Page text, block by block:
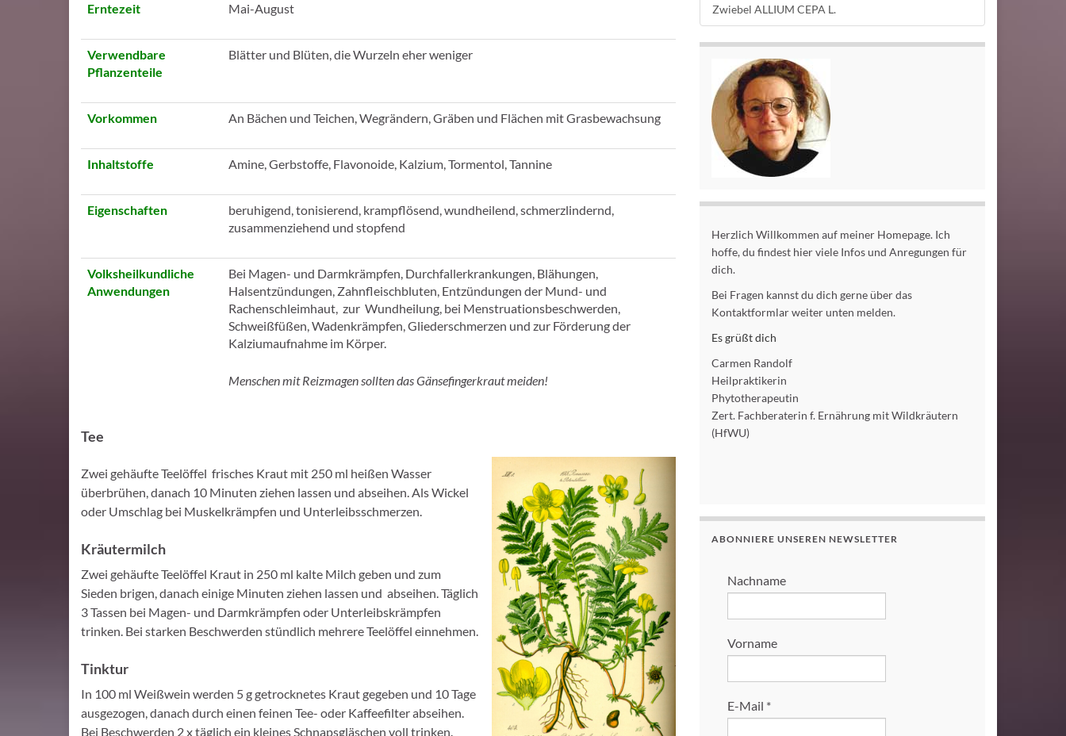
Erntezeit Mai-August
Verwendbare
Pflanzenteile
Blätter und Blüten, die Wurzeln eher weniger
Vorkommen An Bächen und Teichen, Wegrändern, Gräben und Flächen mit Grasbewachsung
Inhaltstoffe Amine, Gerbstoffe, Flavonoide, Kalzium, Tormentol, Tannine
Eigenschaften
beruhigend, tonisierend, krampflösend, wundheilend, schmerzlindernd,
zusammenziehend und stopfend
Volksheilkundliche
Anwendungen
Bei Magen- und Darmkrämpfen, Durchfallerkrankungen, Blähungen,
Halsentzündungen, Zahnfleischbluten, Entzündungen der Mund- und
Rachenschleimhaut, zur Wundheilung, bei Menstruationsbeschwerden,
Schweißfüßen, Wadenkrämpfen, Gliederschmerzen und zur Förderung der
Kalziumaufnahme im Körper.
Menschen mit Reizmagen sollten das Gänsefingerkraut meiden!
Tee
Zwei gehäufte Teelöffel frisches Kraut mit 250 ml heißen Wasser
überbrühen, danach 10 Minuten ziehen lassen und abseihen. Als Wickel
oder Umschlag bei Muskelkrämpfen und Unterleibsschmerzen.
Kräutermilch
Zwei gehäufte Teelöffel Kraut in 250 ml kalte Milch geben und zum
Sieden brigen, danach einige Minuten ziehen lassen und abseihen. Täglich
3 Tassen bei Magen- und Darmkrämpfen oder Unterleibskrämpfen
trinken. Bei starken Beschwerden stündlich mehrere Teelöffel einnehmen.
Tinktur
In 100 ml Weißwein werden 5 g getrocknetes Kraut gegeben und 10 Tage
ausgezogen, danach durch einen feinen Tee- oder Kaffeefilter abseihen.
Bei Beschwerden 2 x täglich ein kleines Schnapsgläschen voll trinken.
Zwiebel ALLIUM CEPA L.
Herzlich Willkommen auf meiner Homepage. Ich
hoffe, du findest hier viele Infos und Anregungen für
dich.
Bei Fragen kannst du dich gerne über das
Kontaktformlar weiter unten melden.
Es grüßt dich
Carmen Randolf
Heilpraktikerin
Phytotherapeutin
Zert. Fachberaterin f. Ernährung mit Wildkräutern
(HfWU)
ABONNIERE UNSEREN NEWSLETTER
Nachname
Vorname
E-Mail *